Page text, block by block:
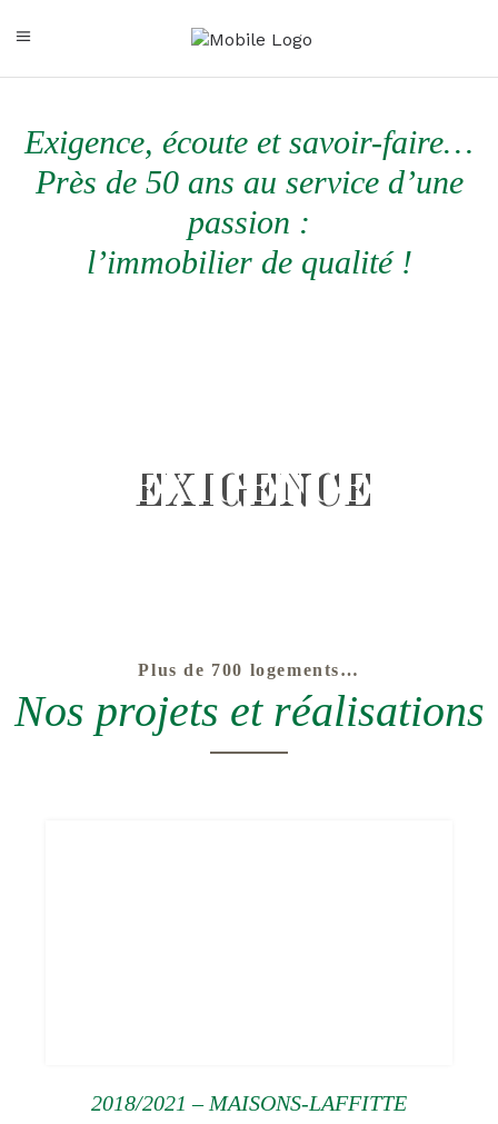
Exigence, écoute et savoir-faire…
Près de 50 ans au service d’une
passion :
l’immobilier de qualité !
EXIGENCE
Plus de 700 logements…
Nos projets et réalisations
2018/2021 – MAISONS-LAFFITTE